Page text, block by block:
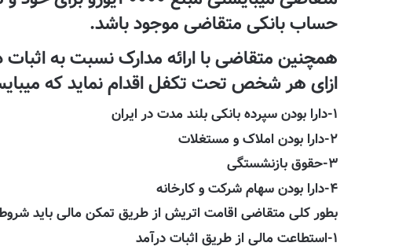
حساب بانکی متقاضی موجود باشد.
ازای هر شخص تحت تکفل اقدام نماید که
۱-دارا بودن سپرده بانکی بلند مدت در ایران
۲-دارا بودن املاک و مستغلات
۳-حقوق بازنشستگی
۴-دارا بودن سهام شرکت و کارخانه
بطور کلی متقاضی اقامت اتریش از طریق تمکن مالی باید شروط
۱-استطاعت مالی از طریق اثبات درآمد